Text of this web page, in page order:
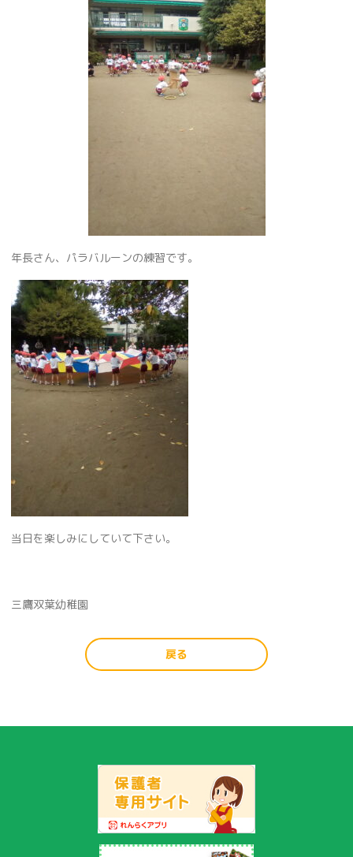
年長さん、パラバルーンの練習です。
当日を楽しみにしていて下さい。
三鷹双葉幼稚園
戻る